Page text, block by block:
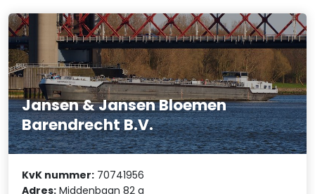
Jansen & Jansen Bloemen
Barendrecht B.V.
KvK nummer: 70741956
Adres: Middenbaan 82 a